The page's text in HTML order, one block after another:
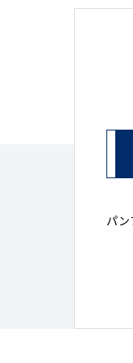
パン